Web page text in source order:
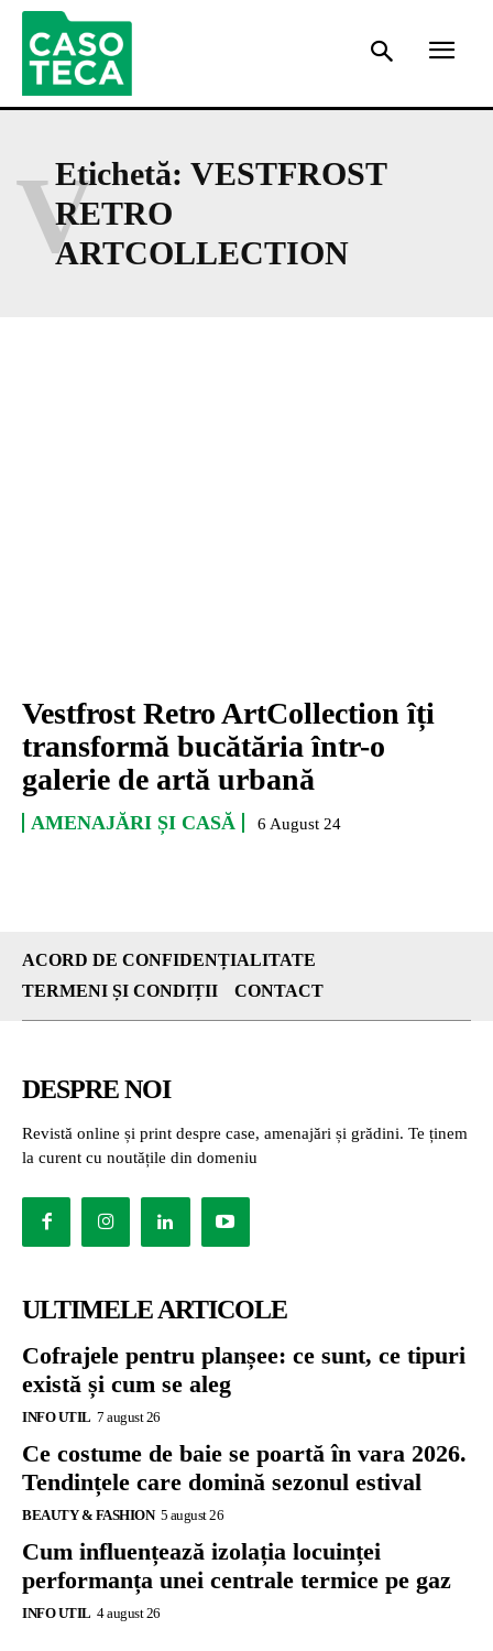
Etichetă: VESTFROST
RETRO
ARTCOLLECTION
V
Vestfrost Retro ArtCollection îți
transformă bucătăria într-o
galerie de artă urbană
AMENAJĂRI ȘI CASĂ 6 August 24
ACORD DE CONFIDENȚIALITATE
TERMENI ȘI CONDIȚII
CONTACT
DESPRE NOI
Revistă online și print despre case, amenajări și grădini. Te ținem
la curent cu noutățile din domeniu
ULTIMELE ARTICOLE
Cofrajele pentru planșee: ce sunt, ce tipuri
există și cum se aleg
INFO UTIL 7 august 26
Ce costume de baie se poartă în vara 2026.
Tendințele care domină sezonul estival
BEAUTY & FASHION 5 august 26
Cum influențează izolația locuinței
performanța unei centrale termice pe gaz
INFO UTIL 4 august 26